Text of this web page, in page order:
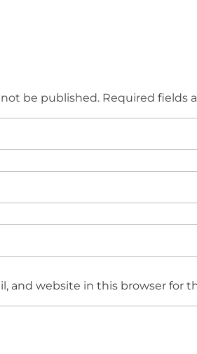
be published. Required fields
and website in this browser for